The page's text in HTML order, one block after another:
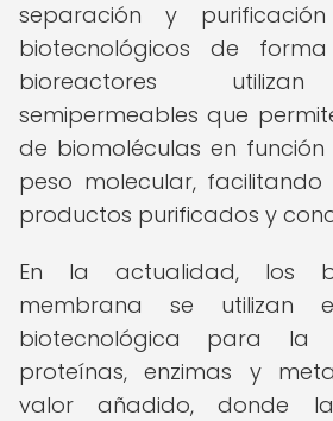
separación y
biotecnológicos de forma
bioreactores utilizan
semipermeables que
de biomoléculas en
peso molecular,
productos purificados y
En la actualidad, los
membrana se utilizan
biotecnológica para la
proteínas, enzimas y
valor añadido, donde